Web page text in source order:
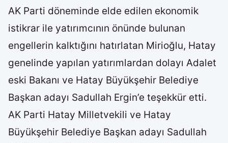
AK Parti döneminde elde edilen ekonomik
istikrar ile yatırımcının önünde bulunan
engellerin kalktığını hatırlatan Mirioğlu, Hatay
genelinde yapılan yatırımlardan dolayı Adalet
eski Bakanı ve Hatay Büyükşehir Belediye
Başkan adayı Sadullah Ergin’e teşekkür etti.
AK Parti Hatay Milletvekili ve Hatay
Büyükşehir Belediye Başkan adayı Sadullah